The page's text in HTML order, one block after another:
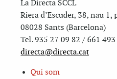
La Directa SCCL
Riera d’Escuder, 38, nau 1,
08028 Sants (Barcelona)
Tel. 935 27 09 82 / 661 493
directa@directa.cat
Qui som